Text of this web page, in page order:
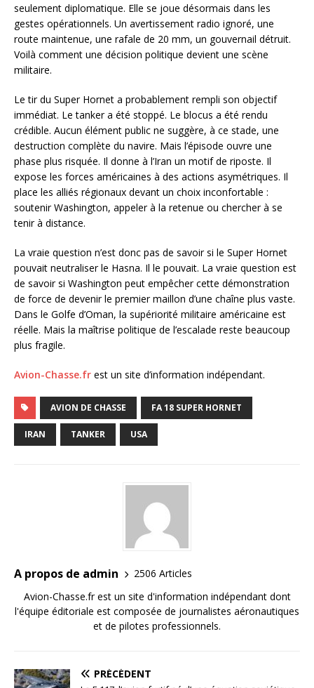
seulement diplomatique. Elle se joue désormais dans les
gestes opérationnels. Un avertissement radio ignoré, une
route maintenue, une rafale de 20 mm, un gouvernail détruit.
Voilà comment une décision politique devient une scène
militaire.
Le tir du Super Hornet a probablement rempli son objectif
immédiat. Le tanker a été stoppé. Le blocus a été rendu
crédible. Aucun élément public ne suggère, à ce stade, une
destruction complète du navire. Mais l’épisode ouvre une
phase plus risquée. Il donne à l’Iran un motif de riposte. Il
expose les forces américaines à des actions asymétriques. Il
place les alliés régionaux devant un choix inconfortable :
soutenir Washington, appeler à la retenue ou chercher à se
tenir à distance.
La vraie question n’est donc pas de savoir si le Super Hornet
pouvait neutraliser le Hasna. Il le pouvait. La vraie question est
de savoir si Washington peut empêcher cette démonstration
de force de devenir le premier maillon d’une chaîne plus vaste.
Dans le Golfe d’Oman, la supériorité militaire américaine est
réelle. Mais la maîtrise politique de l’escalade reste beaucoup
plus fragile.
Avion-Chasse.fr est un site d’information indépendant.
AVION DE CHASSE FA 18 SUPER HORNET
IRAN TANKER USA
A propos de admin
2506 Articles
Avion-Chasse.fr est un site d'information indépendant dont
l'équipe éditoriale est composée de journalistes aéronautiques
et de pilotes professionnels.
PRÉCÉDENT